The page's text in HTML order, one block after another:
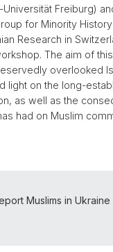
Freiburg)
for Minority
Research in
The aim of
overlooked
light on the long-
as well as the
had on Muslim
Muslims in Ukraine